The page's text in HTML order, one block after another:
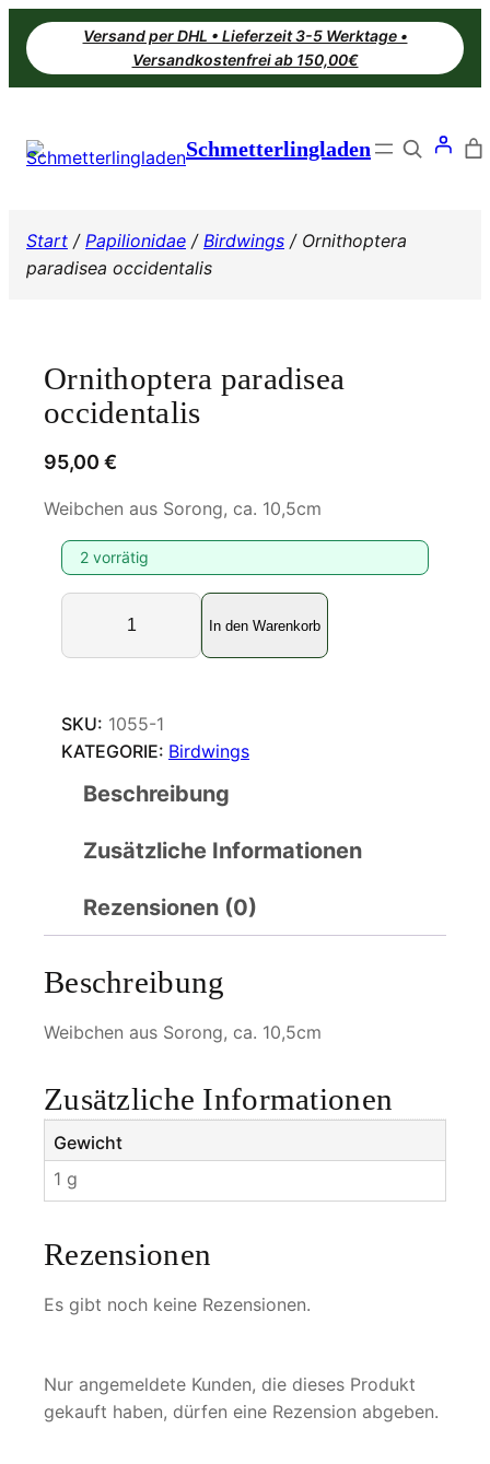
Zum
Inhalt
springen
Versand per DHL • Lieferzeit 3-5 Werktage •
Versandkostenfrei ab 150,00€
Schmetterlingladen Search
Start / Papilionidae / Birdwings / Ornithoptera
paradisea occidentalis
Ornithoptera paradisea
occidentalis
95,00 €
Weibchen aus Sorong, ca. 10,5cm
2 vorrätig
O
n
t
h
p
r
d
s
e
a
o
c
i
e
a
l
In den Warenkorb
SKU: 1055-1
KATEGORIE: Birdwings
Beschreibung
Zusätzliche Informationen
Rezensionen (0)
Beschreibung
Weibchen aus Sorong, ca. 10,5cm
Zusätzliche Informationen
Gewicht
1 g
Rezensionen
Es gibt noch keine Rezensionen.
Nur angemeldete Kunden, die dieses Produkt
gekauft haben, dürfen eine Rezension abgeben.